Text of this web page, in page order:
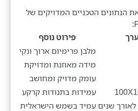
הנתונים הטכניים המדויקים של
פירוט נוסף
מלבן פרימיום ארוך ונקי
מידה מאוזנת ומדויקת
עומק מדויק ומחושב
עמידות בתנודות קרקע
לאורך שניםעמיד בשמש הישראלית